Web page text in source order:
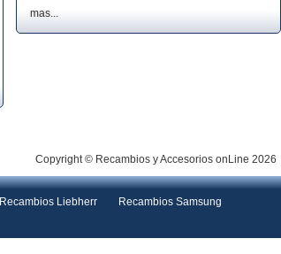
mas...
Copyright © Recambios y Accesorios onLine 2026
Recambios Liebherr
Recambios Samsung